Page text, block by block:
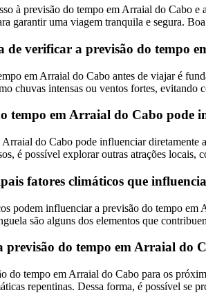
à previsão do tempo em Arraial do Cabo
garantir uma viagem tranquila e segura.
de verificar a previsão do tempo
em Arraial do Cabo antes de viajar é
chuvas intensas ou ventos fortes, evitando
tempo em Arraial do Cabo pode
do Cabo pode influenciar diretamente
é possível explorar outras atrações locais,
fatores climáticos que
podem influenciar a previsão do tempo em
são alguns dos elementos que
previsão do tempo em Arraial do
do tempo em Arraial do Cabo para os
repentinas. Dessa forma, é possível se